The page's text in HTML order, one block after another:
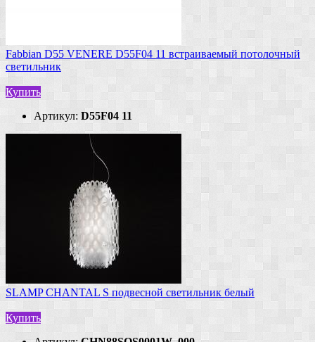
Fabbian D55 VENERE D55F04 11 встраиваемый потолочный
светильник
Купить
Артикул: D55F04 11
SLAMP CHANTAL S подвесной светильник белый
Купить